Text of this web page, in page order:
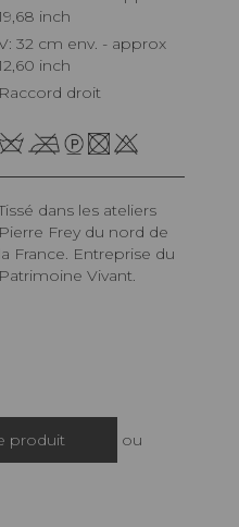
inch
env. - approx
inch
Raccord droit
ateliers
Pierre Frey du nord de
la France. Entreprise du
Patrimoine Vivant.
produit ou